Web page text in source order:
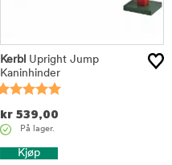
Kerbl Upright Jump
Kaninhinder
kr 539,00
På lager.
Kjøp